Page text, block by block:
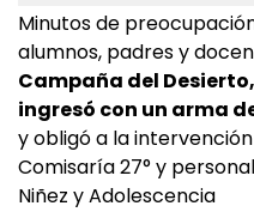
Minutos de
alumnos, padres y
Campaña del
ingresó con un arma
y obligó a la
Comisaría 27° y
Niñez y Adolescencia